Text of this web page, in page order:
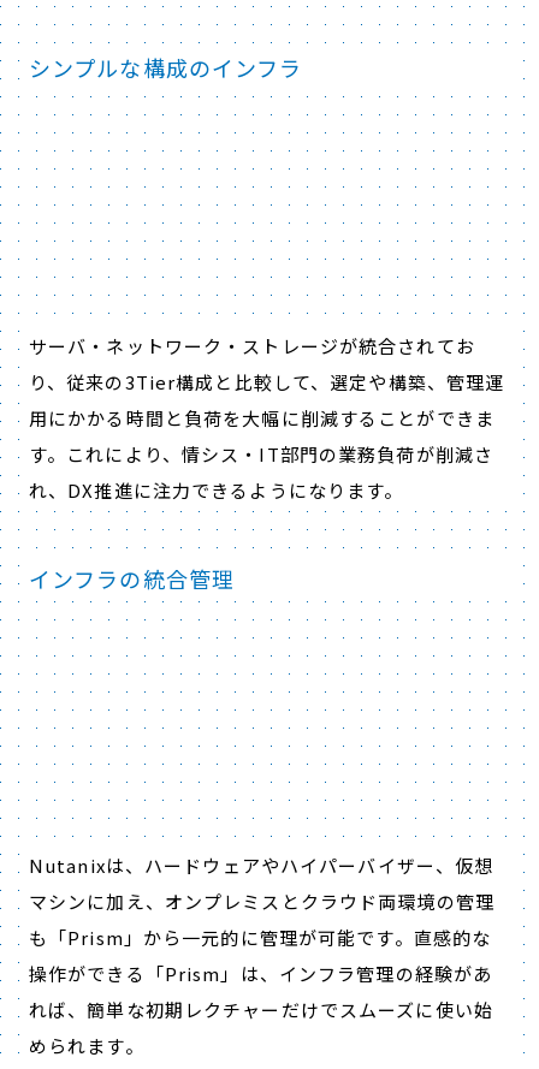
シンプルな構成のインフラ
サーバ・ネットワーク・ストレージが統合されてお
り、従来の3Tier構成と比較して、選定や構築、管理運
用にかかる時間と負荷を大幅に削減することができま
す。これにより、情シス・IT部門の業務負荷が削減さ
れ、DX推進に注力できるようになります。
インフラの統合管理
Nutanixは、ハードウェアやハイパーバイザー、仮想
マシンに加え、オンプレミスとクラウド両環境の管理
も「Prism」から一元的に管理が可能です。直感的な
操作ができる「Prism」は、インフラ管理の経験があ
れば、簡単な初期レクチャーだけでスムーズに使い始
められます。